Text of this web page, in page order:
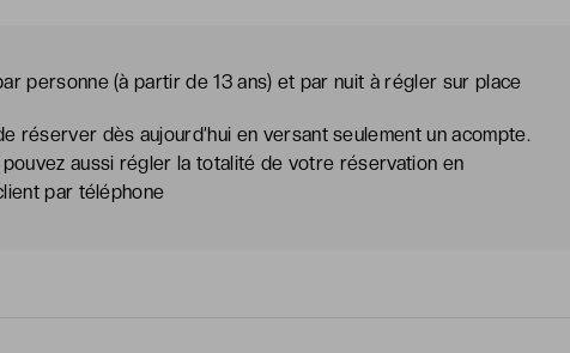
personne (à partir de 13 ans) et par nuit à régler sur place
réserver dès aujourd’hui en versant seulement un acompte.
aussi régler la totalité de votre réservation en
par téléphone